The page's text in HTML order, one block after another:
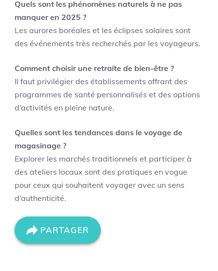
Quels sont les phénomènes naturels à ne pas
manquer en 2025 ?
Les aurores boréales et les éclipses solaires sont
des événements très recherchés par les voyageurs.
Comment choisir une retraite de bien-être ?
Il faut privilégier des établissements offrant des
programmes de santé personnalisés et des options
d’activités en pleine nature.
Quelles sont les tendances dans le voyage de
magasinage ?
Explorer les marchés traditionnels et participer à
des ateliers locaux sont des pratiques en vogue
pour ceux qui souhaitent voyager avec un sens
d’authenticité.
PARTAGER